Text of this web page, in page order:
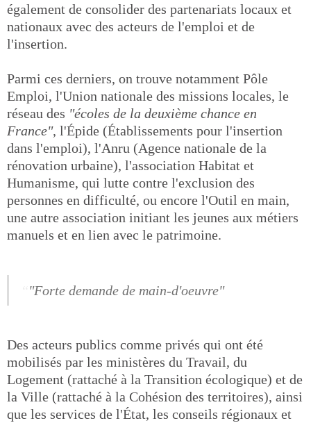
également de consolider des partenariats locaux et
nationaux avec des acteurs de l'emploi et de
l'insertion.
Parmi ces derniers, on trouve notamment Pôle
Emploi, l'Union nationale des missions locales, le
réseau des "écoles de la deuxième chance en
France", l'Épide (Établissements pour l'insertion
dans l'emploi), l'Anru (Agence nationale de la
rénovation urbaine), l'association Habitat et
Humanisme, qui lutte contre l'exclusion des
personnes en difficulté, ou encore l'Outil en main,
une autre association initiant les jeunes aux métiers
manuels et en lien avec le patrimoine.
"Forte demande de main-d'oeuvre"
Des acteurs publics comme privés qui ont été
mobilisés par les ministères du Travail, du
Logement (rattaché à la Transition écologique) et de
la Ville (rattaché à la Cohésion des territoires), ainsi
que les services de l'État, les conseils régionaux et